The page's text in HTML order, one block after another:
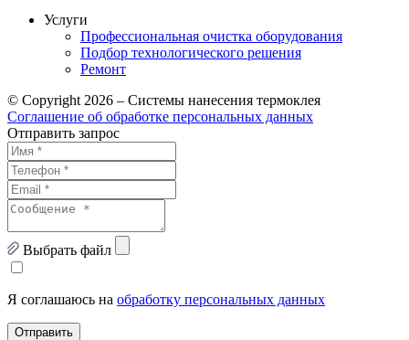
Услуги
Профессиональная очистка оборудования
Подбор технологического решения
Ремонт
© Copyright 2026 – Системы нанесения термоклея
Соглашение об обработке персональных данных
Отправить запрос
Выбрать файл
Я соглашаюсь на обработку персональных данных
Отправить